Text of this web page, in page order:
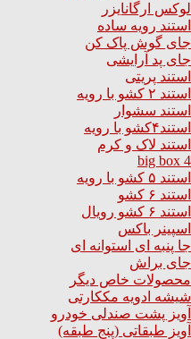
لوکس ارگانایزر
استند رویه ساده
جای گوش پاک کن
جای پد آرایشی
استند پریتی
استند ۲ کشو با رویه
استند سشوار
استند۴کشو با رویه
استند لاک و کرم
big box 4
استند ۵ کشو با رویه
استند ۶ کشو
استند ۶ کشو رویال
اسپینر باکس
جا پنبه ای استوانه ای
جای براش
محصولات خاص دیگر
شیشه ادویه مککارتی
آویز پشت صندلی خودرو
آویز طبقاتی (پنج طبقه)